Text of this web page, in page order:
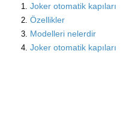
Joker otomatik kapıları
Özellikler
Modelleri nelerdir
Joker otomatik kapıları